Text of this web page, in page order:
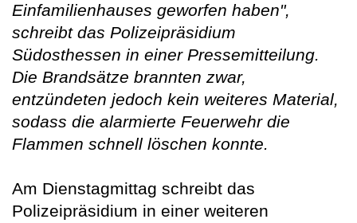
Einfamilienhauses geworfen haben",
schreibt das Polizeipräsidium
Südosthessen in einer Pressemitteilung.
Die Brandsätze brannten zwar,
entzündeten jedoch kein weiteres Material,
sodass die alarmierte Feuerwehr die
Flammen schnell löschen konnte.
Am Dienstagmittag schreibt das
Polizeipräsidium in einer weiteren